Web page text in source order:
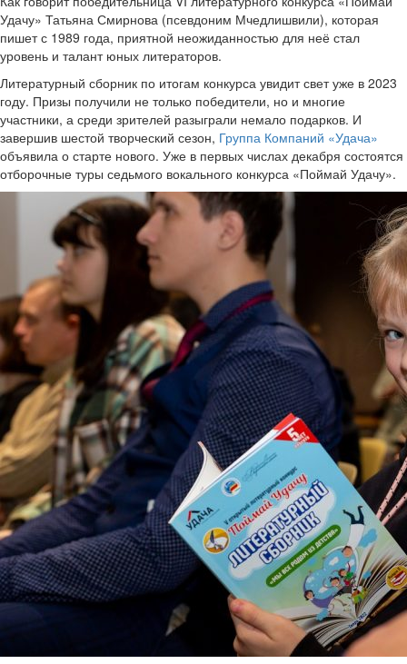
Удачу» Татьяна Смирнова (псевдоним Мчедлишвили), которая
пишет с 1989 года, приятной неожиданностью для неё стал
уровень и талант юных литераторов.
Литературный сборник по итогам конкурса увидит свет уже в 2023
году. Призы получили не только победители, но и многие
участники, а среди зрителей разыграли немало подарков. И
завершив шестой творческий сезон, Группа Компаний «Удача»
объявила о старте нового. Уже в первых числах декабря состоятся
отборочные туры седьмого вокального конкурса «Поймай Удачу».